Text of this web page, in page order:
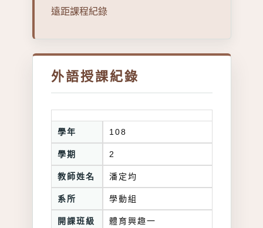
遠距課程紀錄
外語授課紀錄
學年 108
學期 2
教師姓名 潘定均
系所 學動組
開課班級 體育興趣一